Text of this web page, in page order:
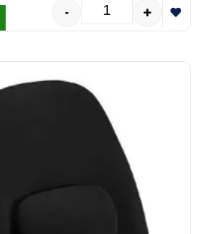
- +